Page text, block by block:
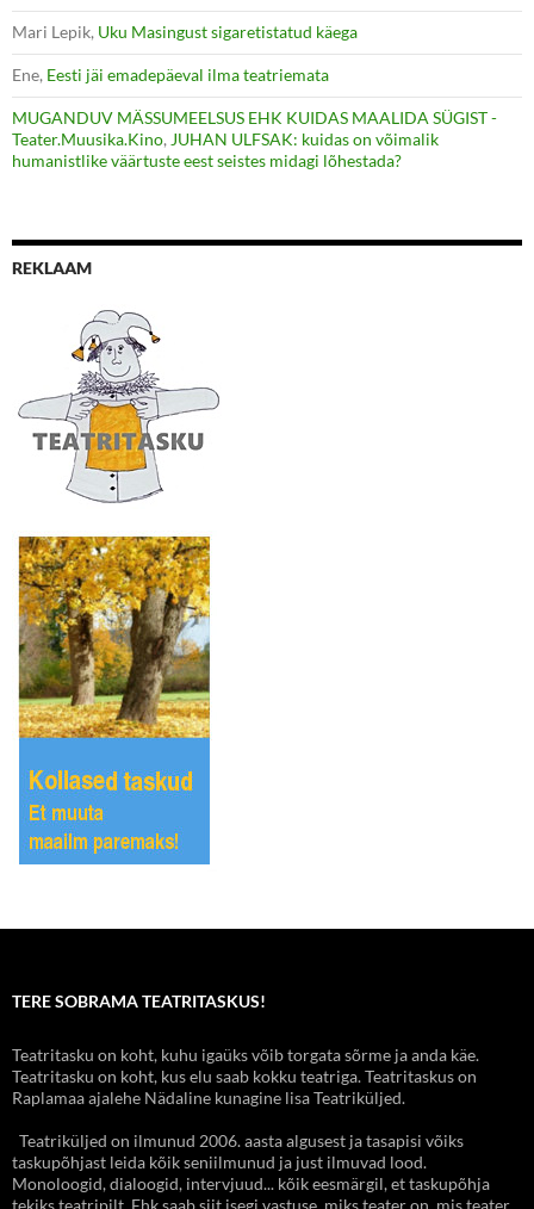
Mari Lepik, Uku Masingust sigaretistatud käega
Ene, Eesti jäi emadepäeval ilma teatriemata
MUGANDUV MÄSSUMEELSUS EHK KUIDAS MAALIDA SÜGIST -
Teater.Muusika.Kino, JUHAN ULFSAK: kuidas on võimalik
humanistlike väärtuste eest seistes midagi lõhestada?
REKLAAM
TERE SOBRAMA TEATRITASKUS!
Teatritasku on koht, kuhu igaüks võib torgata sõrme ja anda käe.
Teatritasku on koht, kus elu saab kokku teatriga. Teatritaskus on
Raplamaa ajalehe Nädaline kunagine lisa Teatriküljed.
Teatriküljed on ilmunud 2006. aasta algusest ja tasapisi võiks
taskupõhjast leida kõik seniilmunud ja just ilmuvad lood.
Monoloogid, dialoogid, intervjuud... kõik eesmärgil, et taskupõhja
tekiks teatripilt. Ehk saab siit isegi vastuse, miks teater on, mis teater